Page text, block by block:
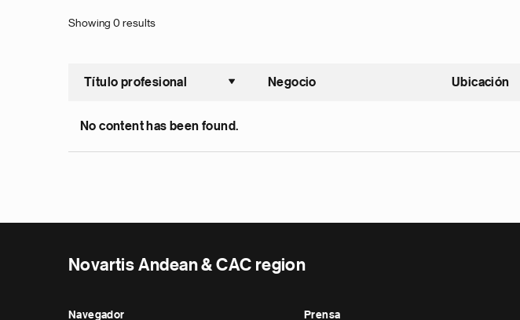
Showing 0 results
Título profesional
Ordenar ascendente
Negocio Ubicación
No content has been found.
Novartis Andean & CAC region
Navegador Prensa